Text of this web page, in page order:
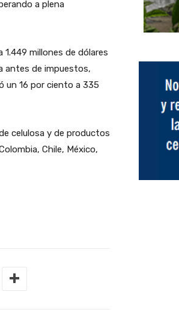
a plena
millones de dólares
antes de impuestos,
un 16 por ciento a 335
celulosa y de productos
Chile, México,